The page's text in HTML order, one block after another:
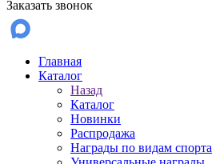
Заказать звонок
Главная
Каталог
Назад
Каталог
Новинки
Распродажа
Награды по видам спорта